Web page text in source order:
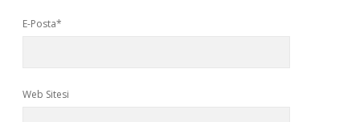
E-Posta*
Web Sitesi